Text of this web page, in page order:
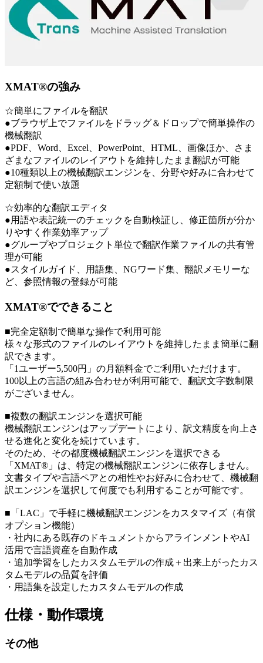
XMAT®の強み
☆簡単にファイルを翻訳
●ブラウザ上でファイルをドラッグ＆ドロップで簡単操作の
機械翻訳
●PDF、Word、Excel、PowerPoint、HTML、画像ほか、さま
ざまなファイルのレイアウトを維持したまま翻訳が可能
●10種類以上の機械翻訳エンジンを、分野や好みに合わせて
定額制で使い放題
☆効率的な翻訳エディタ
●用語や表記統一のチェックを自動検証し、修正箇所が分か
りやすく作業効率アップ
●グループやプロジェクト単位で翻訳作業ファイルの共有管
理が可能
●スタイルガイド、用語集、NGワード集、翻訳メモリーな
ど、参照情報の登録が可能
XMAT®でできること
■完全定額制で簡単な操作で利用可能
様々な形式のファイルのレイアウトを維持したまま簡単に翻
訳できます。
「1ユーザー5,500円」の月額料金でご利用いただけます。
100以上の言語の組み合わせが利用可能で、翻訳文字数制限
がございません。
■複数の翻訳エンジンを選択可能
機械翻訳エンジンはアップデートにより、訳文精度を向上さ
せる進化と変化を続けています。
そのため、その都度機械翻訳エンジンを選択できる
「XMAT®」は、特定の機械翻訳エンジンに依存しません。
文書タイプや言語ペアとの相性やお好みに合わせて、機械翻
訳エンジンを選択して何度でも利用することが可能です。
■「LAC」で手軽に機械翻訳エンジンをカスタマイズ（有償
オプション機能）
・社内にある既存のドキュメントからアラインメントやAI
活用で言語資産を自動作成
・追加学習をしたカスタムモデルの作成＋出来上がったカス
タムモデルの品質を評価
・用語集を設定したカスタムモデルの作成
仕様・動作環境
その他